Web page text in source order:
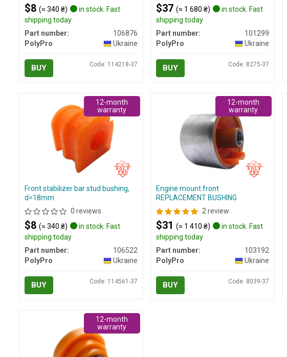
$8 (≈ 340 ₴)
in stock. Fast
shipping today
Part number:
106876
PolyPro
Ukraine
BUY Code: 114218-37
$37 (≈ 1 680 ₴)
in stock. Fast
shipping today
Part number:
101299
PolyPro
Ukraine
BUY Code: 8275-37
Front stabilizer bar stud bushing,
d=18mm
0 reviews
$8 (≈ 340 ₴)
in stock. Fast
shipping today
Part number:
106522
PolyPro
Ukraine
BUY Code: 114561-37
12-month
warranty
Engine mount front
REPLACEMENT BUSHING
2 review
$31 (≈ 1 410 ₴)
in stock. Fast
shipping today
Part number:
103192
PolyPro
Ukraine
BUY Code: 8039-37
12-month
warranty
12-month
warranty